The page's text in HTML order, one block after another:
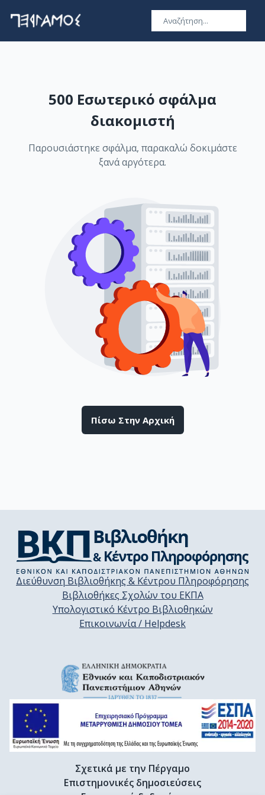
500 Εσωτερικό σφάλμα
διακομιστή
Παρουσιάστηκε σφάλμα, παρακαλώ δοκιμάστε
ξανά αργότερα.
Πίσω Στην Αρχική
Διεύθυνση Βιβλιοθήκης & Κέντρου Πληροφόρησης
Βιβλιοθήκες Σχολών του ΕΚΠΑ
Υπολογιστικό Κέντρο Βιβλιοθηκών
Επικοινωνία / Helpdesk
Σχετικά με την Πέργαμο
Επιστημονικές δημοσιεύσεις